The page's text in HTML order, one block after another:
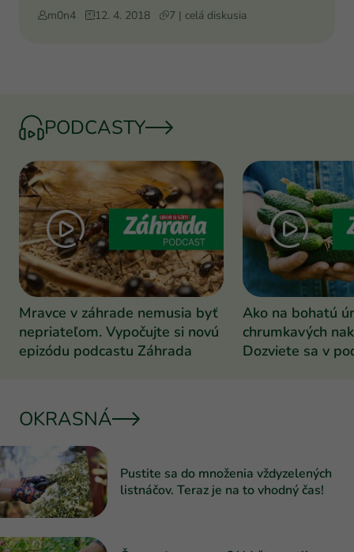
investovať? Aj
m0n4 12. 4. 2018 7 | celá diskusia
PODCASTY
Mravce v záhrade nemusia byť
nepriateľom. Vypočujte si novú
epizódu podcastu Záhrada
Ako na bohatú
chrumkavých
Dozviete sa v
OKRASNÁ
Pustite sa do množenia vždyzelených
listnáčov. Teraz je na to vhodný čas!